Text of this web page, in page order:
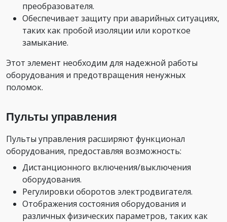
преобразователя.
Обеспечивает защиту при аварийных ситуациях,
таких как пробой изоляции или короткое
замыкание.
Этот элемент необходим для надежной работы
оборудования и предотвращения ненужных
поломок.
Пульты управления
Пульты управления расширяют функционал
оборудования, предоставляя возможность:
Дистанционного включения/выключения
оборудования.
Регулировки оборотов электродвигателя.
Отображения состояния оборудования и
различных физических параметров, таких как